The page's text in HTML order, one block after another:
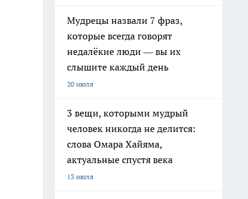
Мудрецы назвали 7 фраз,
которые всегда говорят
недалёкие люди — вы их
слышите каждый день
20 июля
3 вещи, которыми мудрый
человек никогда не делится:
слова Омара Хайяма,
актуальные спустя века
13 июля